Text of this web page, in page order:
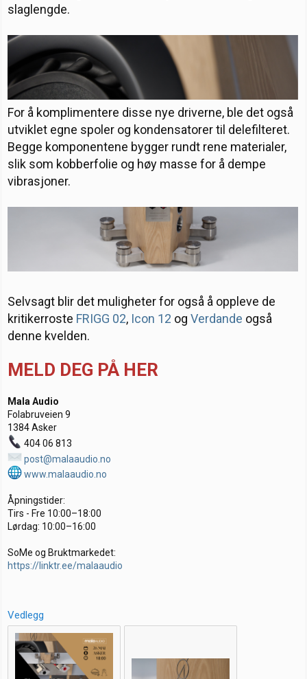
slaglengde.
For å komplimentere disse nye driverne, ble det også
utviklet egne spoler og kondensatorer til delefilteret.
Begge komponentene bygger rundt rene materialer,
slik som kobberfolie og høy masse for å dempe
vibrasjoner.
Selvsagt blir det muligheter for også å oppleve de
kritikerroste FRIGG 02, Icon 12 og Verdande også
denne kvelden.
MELD DEG PÅ HER
Mala Audio
Folabruveien 9
1384 Asker
404 06 813
post@malaaudio.no
www.malaaudio.no
Åpningstider:
Tirs - Fre 10:00–18:00
Lørdag: 10:00–16:00
SoMe og Bruktmarkedet:
https://linktr.ee/malaaudio
Vedlegg